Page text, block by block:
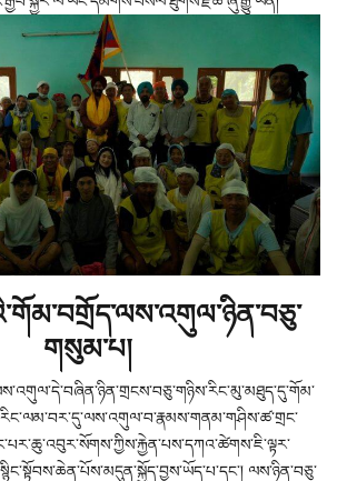
གསུམ་པ།
ལས་ཉིན་བཅུ་